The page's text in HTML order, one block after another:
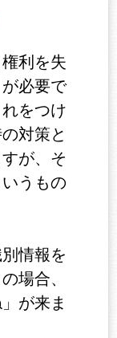
利を失
必要で
をつけ
対策と
が、そ
うもの
情報を
場合、
が来ま